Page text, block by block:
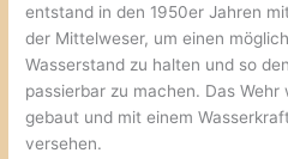
entstand in den 1950er Jahren
der Mittelweser, um einen
Wasserstand zu halten und so
passierbar zu machen. Das
gebaut und mit einem
versehen.